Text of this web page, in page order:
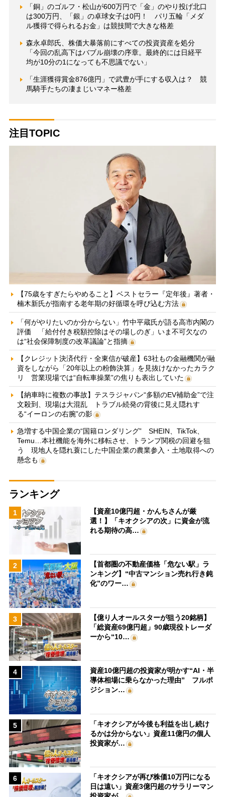
「銅」のゴルフ・松山が600万円で「金」のやり投げ北口
は300万円、「銀」の卓球女子は0円！ パリ五輪「メダ
ル獲得で得られるお金」は競技間で大きな格差
森永卓郎氏、株価大暴落前にすべての投資資産を処分
「今回の乱高下はバブル崩壊の序章。最終的には日経平
均が10分の1になっても不思議でない」
「生涯獲得賞金876億円」で武豊が手にする収入は？ 競
馬騎手たちの凄まじいマネー格差
注目TOPIC
【75歳をすぎたらやめること】ベストセラー『定年後』著者・
楠木新氏が指南する老年期の好循環を呼び込む方法
「何がやりたいのか分からない」竹中平蔵氏が語る高市内閣の
評価 「給付付き税額控除はその場しのぎ」いま不可欠なの
は“社会保障制度の改革議論”と指摘
【クレジット決済代行・全東信が破産】63社もの金融機関が融
資をしながら「20年以上の粉飾決算」を見抜けなかったカラク
リ 営業現場では“自転車操業”の焦りも表出していた
【納車時に複数の事故】テスラジャパン“多額のEV補助金”で注
文殺到、現場は大混乱 トラブル続発の背後に見え隠れす
る“イーロンの右腕”の影
急増する中国企業の“国籍ロンダリング” SHEIN、TikTok、
Temu…本社機能を海外に移転させ、トランプ関税の回避を狙
う 現地人を隠れ蓑にした中国企業の農業参入・土地取得への
懸念も
ランキング
1
【資産10億円超・かんちさんが厳
選！】「キオクシアの次」に資金が流
れる期待の高…
2
【首都圏の不動産価格「危ない駅」ラ
ンキング】“中古マンション売れ行き鈍
化”のワー…
3
【億り人オールスターが狙う20銘柄】
「総資産69億円超」90歳現役トレーダ
ーから“10…
4
資産10億円超の投資家が明かす“AI・半
導体相場に乗らなかった理由” フルポ
ジション…
5
「キオクシアが今後も利益を出し続け
るかは分からない」資産11億円の個人
投資家が…
6
「キオクシアが再び株価10万円になる
日は遠い」資産3億円超のサラリーマン